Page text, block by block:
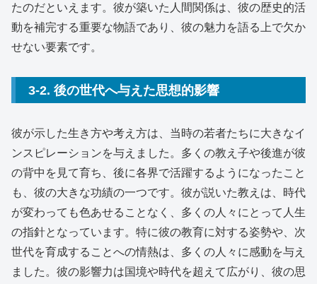
たのだといえます。彼が築いた人間関係は、彼の歴史的活
動を補完する重要な物語であり、彼の魅力を語る上で欠か
せない要素です。
3-2. 後の世代へ与えた思想的影響
彼が示した生き方や考え方は、当時の若者たちに大きなイ
ンスピレーションを与えました。多くの教え子や後進が彼
の背中を見て育ち、後に各界で活躍するようになったこと
も、彼の大きな功績の一つです。彼が説いた教えは、時代
が変わっても色あせることなく、多くの人々にとって人生
の指針となっています。特に彼の教育に対する姿勢や、次
世代を育成することへの情熱は、多くの人々に感動を与え
ました。彼の影響力は国境や時代を超えて広がり、彼の思